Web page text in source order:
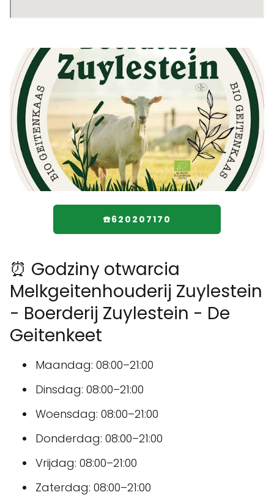
☎️620207170
⏰ Godziny otwarcia
Melkgeitenhouderij Zuylestein
- Boerderij Zuylestein - De
Geitenkeet
Maandag: 08:00–21:00
Dinsdag: 08:00–21:00
Woensdag: 08:00–21:00
Donderdag: 08:00–21:00
Vrijdag: 08:00–21:00
Zaterdag: 08:00–21:00